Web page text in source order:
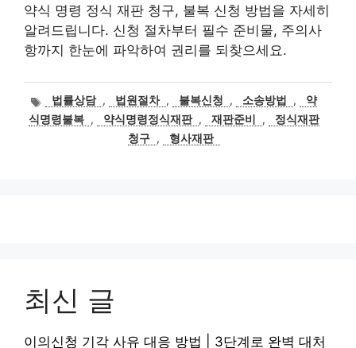
약식 명령 정식 재판 청구, 불복 신청 방법을 자세히
알려드립니다. 신청 절차부터 필수 준비물, 주의사
항까지 한눈에 파악하여 권리를 되찾으세요.
태
그
법률상담 , 법원절차 , 불복신청 , 소송방법 ,
약
식명령불복 , 약식명령정식재판 , 재판준비 ,
정식재판
청구 , 형사재판
최신 글
이의신청 기각 사유 대응 방법 | 3단계로 완벽 대처